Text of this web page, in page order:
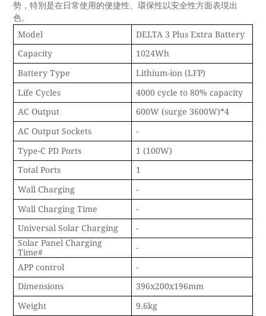
勢，特別是在日常使用的便捷性、環保性以安全性方面表現出
色。
Model
DELTA 3 Plus Extra Battery
Capacity
1024Wh
Battery Type Lithium-ion (LFP)
Life Cycles
4000 cycle to 80% capacity
AC Output
600W (surge 3600W)*4
AC Output Sockets -
Type-C PD Ports
1 (100W)
Total Ports
1
Wall Charging -
Wall Charging Time
-
Universal Solar Charging
-
Solar Panel Charging
Time#
-
APP control
-
Dimensions
396x200x196mm
Weight 9.6kg